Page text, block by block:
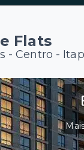
Flats
- Centro -